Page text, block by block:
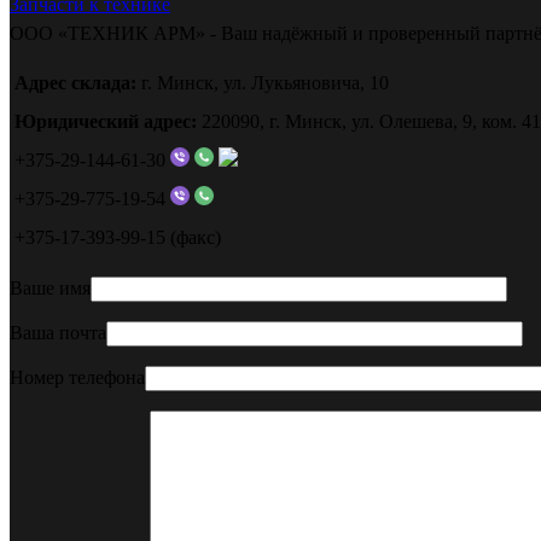
ООО «ТЕХНИК АРМ» - Ваш надёжный и проверенный
Адрес склада:
г. Минск, ул. Лукьяновича, 10
Юридический адрес:
220090, г. Минск, ул. Олешева, 9, ком.
+375-29-144-61-30
+375-29-775-19-54
+375-17-393-99-15 (факс)
Ваше имя
Ваша почта
Номер телефона